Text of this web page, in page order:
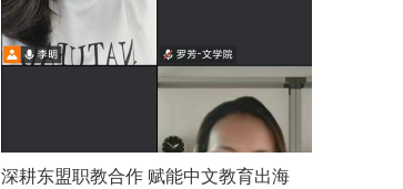
深耕东盟职教合作 赋能中文教育出海